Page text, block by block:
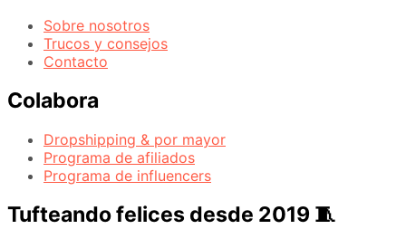
Sobre nosotros
Trucos y consejos
Contacto
Colabora
Dropshipping & por mayor
Programa de afiliados
Programa de influencers
Tufteando felices desde 2019 🧵